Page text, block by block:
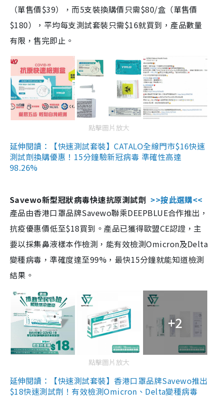
（單售價$39），而5支裝換購價只需$80/盒（單售價
$180），平均每支測試套裝只需$16就買到，產品數量
有限，售完即止。
點擊圖片放大
延伸閱讀：【快速測試套裝】CATALO全線門市$16快速
測試劑換購優惠！15分鐘驗新冠病毒 準確性高達
98.26%
Savewo新型冠狀病毒快速抗原測試劑 >>按此選購<<
產品由香港口罩品牌Savewo聯乘DEEPBLUE合作推出，
抗疫優惠價低至$18買到。產品已獲得歐盟CE認證，主
要以採集鼻液樣本作檢測，能有效檢測Omicron及Delta
變種病毒，準確度達至99%，最快15分鐘就能知道檢測
結果。
+2
點擊圖片放大
延伸閱讀：【快速測試套裝】香港口罩品牌Savewo推出
$18快速測試劑！有效檢測Omicron、Delta變種病毒